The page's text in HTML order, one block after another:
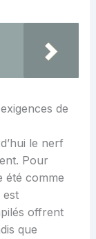
de
le nerf
Pour
été comme
est
offrent
que